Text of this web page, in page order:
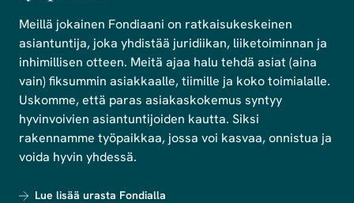
Meillä jokainen Fondiaani on ratkaisukeskeinen
asiantuntija, joka yhdistää juridiikan, liiketoiminnan ja
inhimillisen otteen. Meitä ajaa halu tehdä asiat (aina
vain) fiksummin asiakkaalle, tiimille ja koko toimialalle.
Uskomme, että paras asiakaskokemus syntyy
hyvinvoivien asiantuntijoiden kautta. Siksi
rakennamme työpaikkaa, jossa voi kasvaa, onnistua ja
voida hyvin yhdessä.
Lue lisää urasta Fondialla